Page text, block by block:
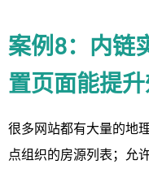
案例8：内链
置页面能提升
很多网站都有大量的地
点组织的房源列表；允